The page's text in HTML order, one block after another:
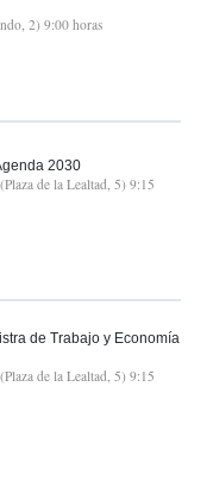
2) 9:00 horas
2030
de la Lealtad, 5) 9:15
de Trabajo y Economía
de la Lealtad, 5) 9:15